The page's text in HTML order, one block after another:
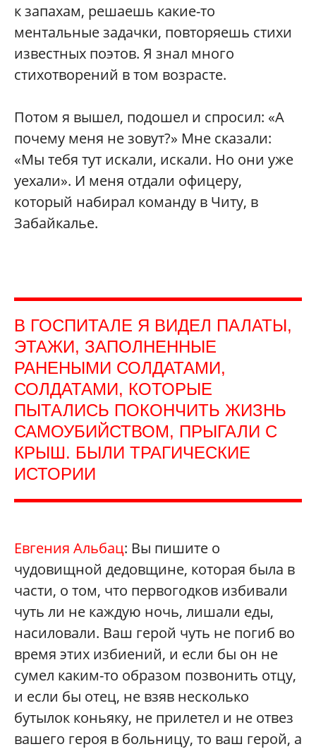
к запахам, решаешь какие-то
ментальные задачки, повторяешь стихи
известных поэтов. Я знал много
стихотворений в том возрасте.
Потом я вышел, подошел и спросил: «А
почему меня не зовут?» Мне сказали:
«Мы тебя тут искали, искали. Но они уже
уехали». И меня отдали офицеру,
который набирал команду в Читу, в
Забайкалье.
В ГОСПИТАЛЕ Я ВИДЕЛ ПАЛАТЫ,
ЭТАЖИ, ЗАПОЛНЕННЫЕ
РАНЕНЫМИ СОЛДАТАМИ,
СОЛДАТАМИ, КОТОРЫЕ
ПЫТАЛИСЬ ПОКОНЧИТЬ ЖИЗНЬ
САМОУБИЙСТВОМ, ПРЫГАЛИ С
КРЫШ. БЫЛИ ТРАГИЧЕСКИЕ
ИСТОРИИ
Евгения Альбац: Вы пишите о
чудовищной дедовщине, которая была в
части, о том, что первогодков избивали
чуть ли не каждую ночь, лишали еды,
насиловали. Ваш герой чуть не погиб во
время этих избиений, и если бы он не
сумел каким-то образом позвонить отцу,
и если бы отец, не взяв несколько
бутылок коньяку, не прилетел и не отвез
вашего героя в больницу, то ваш герой, а